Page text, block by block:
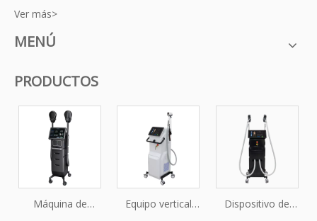
Ver más>
MENÚ
PRODUCTOS
Máquina de
Equipo vertical
Dispositivo de